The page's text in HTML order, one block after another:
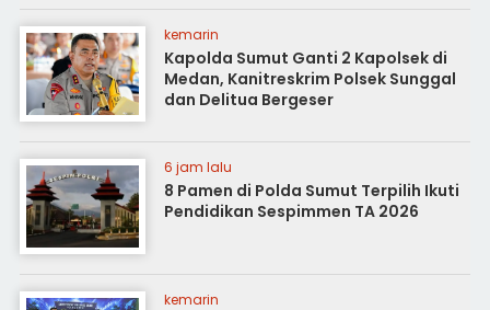
kemarin
Kapolda Sumut Ganti 2 Kapolsek di
Medan, Kanitreskrim Polsek Sunggal
dan Delitua Bergeser
6 jam lalu
8 Pamen di Polda Sumut Terpilih Ikuti
Pendidikan Sespimmen TA 2026
kemarin